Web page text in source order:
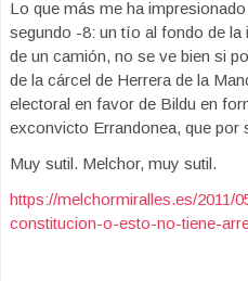
Lo que más me ha
segundo -8: un tío al fondo de la
de un camión, no se ve bien si
de la cárcel de Herrera de la
electoral en favor de Bildu en
exconvicto Errandonea, que por
Muy sutil. Melchor, muy sutil.
https://melchormiralles.es/2011/
constitucion-o-esto-no-tiene-